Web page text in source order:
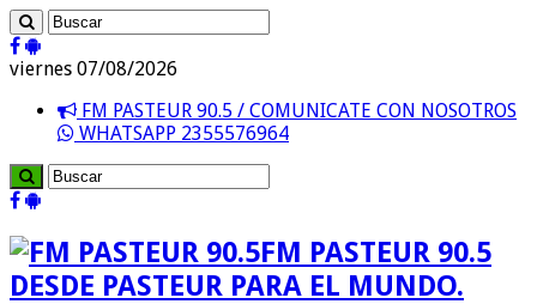
viernes 07/08/2026
FM PASTEUR 90.5 / COMUNICATE CON NOSOTROS
WHATSAPP 2355576964
FM PASTEUR 90.5
DESDE PASTEUR PARA EL MUNDO.